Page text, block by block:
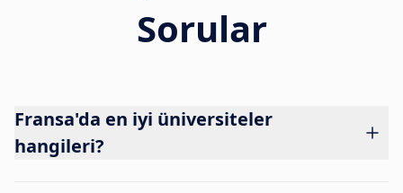
Sorular
Fransa'da en iyi üniversiteler
hangileri?